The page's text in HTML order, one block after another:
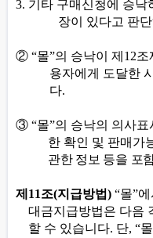
3. 기타 구매신청에 승낙
장이 있다고 판
② “몰”의 승낙이 제 12조
용자에게 도달한
다.
③ “몰”의 승낙의 의사표
한 확인 및 판매 가
관한 정보 등을 포
제 11조(지급방법) “몰”
대금지급방법은 다음
할 수 있습니다. 단, “몰